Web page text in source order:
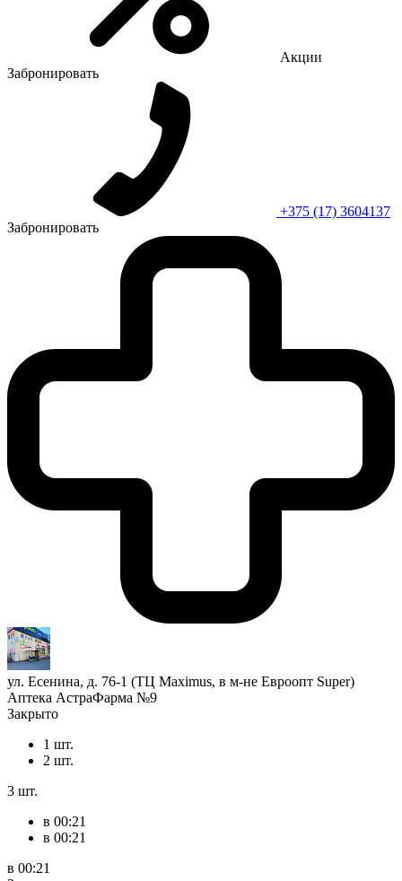
Акции
Забронировать
+375 (17) 3604137
Забронировать
ул. Есенина, д. 76-1 (ТЦ Maximus, в м-не Евроопт Super)
Аптека АстраФарма №9
Закрыто
1 шт.
2 шт.
3 шт.
в 00:21
в 00:21
в 00:21